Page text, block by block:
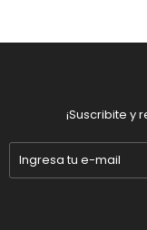
¡Suscribite y